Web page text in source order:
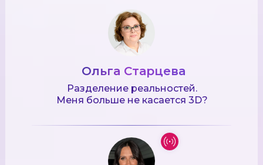
Разделение реальностей.
Меня больше не касается 3D?
Ольга Старцева